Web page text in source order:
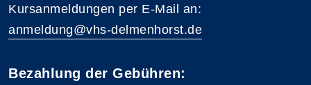
Kursanmeldungen per E-Mail an:
anmeldung@vhs-delmenhorst.de
Bezahlung der Gebühren: